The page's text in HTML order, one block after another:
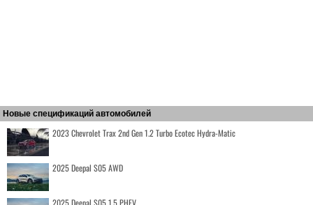
Новые спецификаций автомобилей
2023 Chevrolet Trax 2nd Gen 1.2 Turbo Ecotec Hydra-Matic
2025 Deepal S05 AWD
2025 Deepal S05 1.5 PHEV